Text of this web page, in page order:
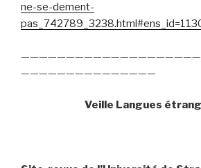
ne-se-dement-
———————————————
Veille Langues